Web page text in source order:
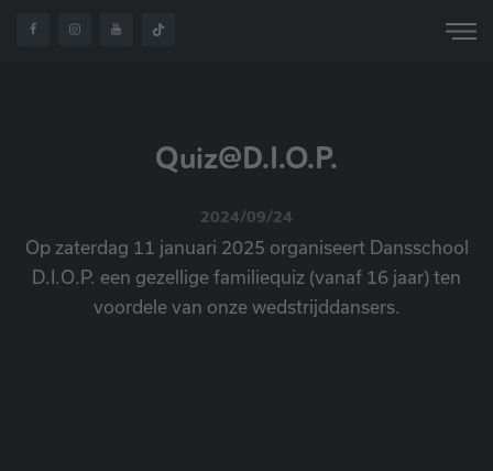
Quiz@D.I.O.P.
2024/09/24
Op zaterdag 11 januari 2025 organiseert Dansschool
D.I.O.P. een gezellige familiequiz (vanaf 16 jaar) ten
voordele van onze wedstrijddansers.